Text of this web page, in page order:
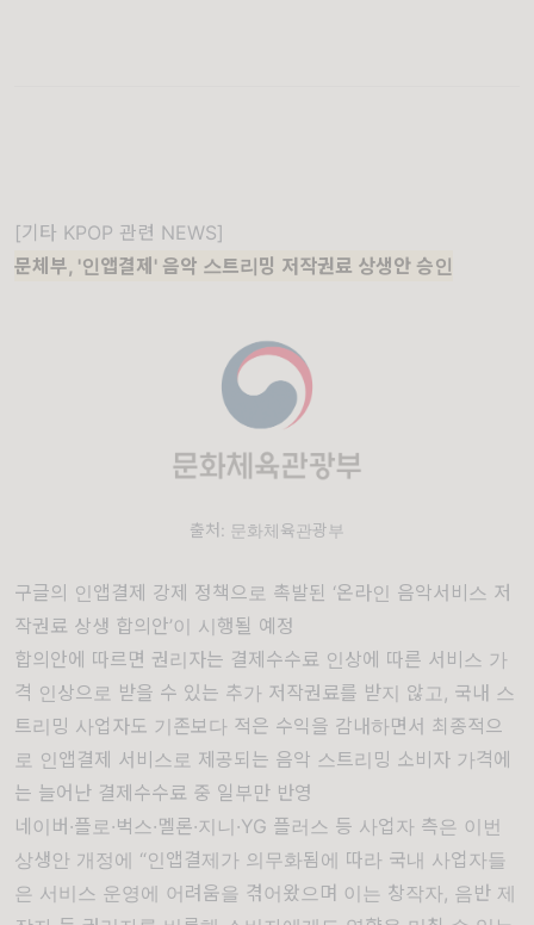
[기타 KPOP 관련 NEWS]
문체부, '인앱결제' 음악 스트리밍 저작권료 상생안 승인
출처: 문화체육관광부
구글의 인앱결제 강제 정책으로 촉발된 ‘온라인 음악서비스 저
작권료 상생 합의안’이 시행될 예정
합의안에 따르면 권리자는 결제수수료 인상에 따른 서비스 가
격 인상으로 받을 수 있는 추가 저작권료를 받지 않고, 국내 스
트리밍 사업자도 기존보다 적은 수익을 감내하면서 최종적으
로 인앱결제 서비스로 제공되는 음악 스트리밍 소비자 가격에
는 늘어난 결제수수료 중 일부만 반영
네이버·플로·벅스·멜론·지니·YG 플러스 등 사업자 측은 이번
상생안 개정에 “인앱결제가 의무화됨에 따라 국내 사업자들
은 서비스 운영에 어려움을 겪어왔으며 이는 창작자, 음반 제